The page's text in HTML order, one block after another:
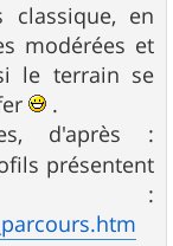
en
modérées et
le terrain se
.
d'après :
présentent
: